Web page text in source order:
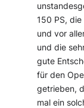
150 PS,
und vor
und die
gute
für den
getrieben,
mal ein